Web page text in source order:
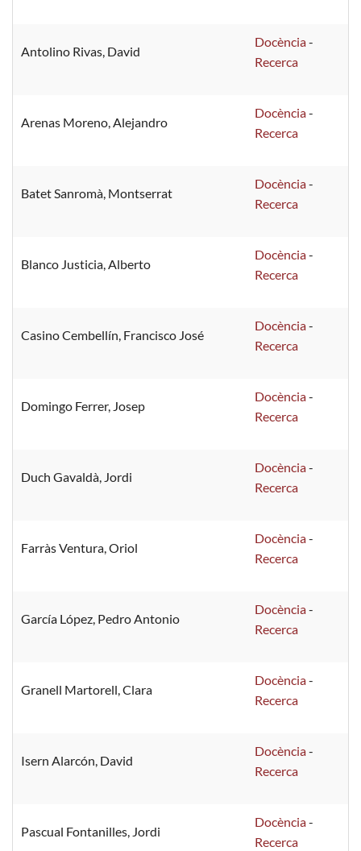
Antolino Rivas, David
Docència-
Recerca
Arenas Moreno, Alejandro
Docència-
Recerca
Batet Sanromà, Montserrat
Docència-
Recerca
Blanco Justicia, Alberto
Docència-
Recerca
Casino Cembellín, Francisco José
Docència-
Recerca
Domingo Ferrer, Josep
Docència-
Recerca
Duch Gavaldà, Jordi
Docència-
Recerca
Farràs Ventura, Oriol
Docència-
Recerca
García López, Pedro Antonio
Docència-
Recerca
Granell Martorell, Clara
Docència-
Recerca
Isern Alarcón, David
Docència-
Recerca
Pascual Fontanilles, Jordi
Docència-
Recerca